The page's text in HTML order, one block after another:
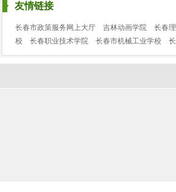
友情链接
长春市政策服务网上大厅 吉林动画学院 长春
校
长春职业技术学院 长春市机械工业学校